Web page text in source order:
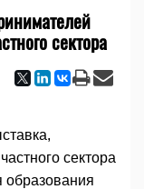
сектора
сектора
образования